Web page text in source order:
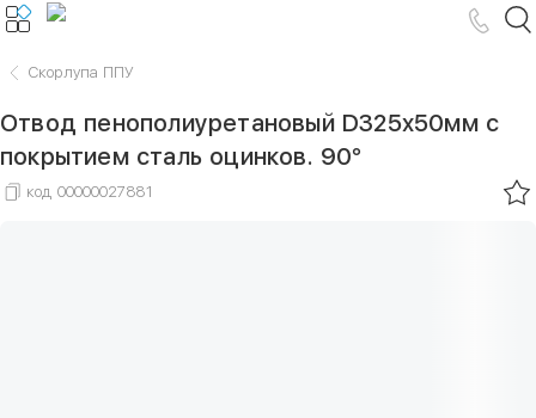
Скорлупа ППУ
Отвод пенополиуретановый D325х50мм с
покрытием сталь оцинков. 90°
код 00000027881